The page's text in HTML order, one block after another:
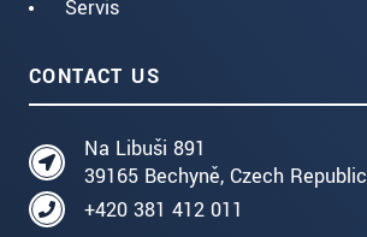
Servis
CONTACT US
Na Libuši 891
39165 Bechyně, Czech Republic
+420 381 412 011